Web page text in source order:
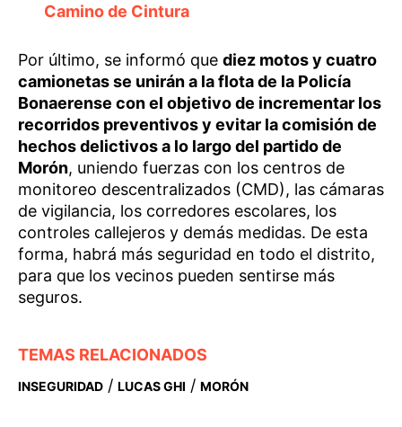
Camino de Cintura
Por último, se informó que diez motos y cuatro
camionetas se unirán a la flota de la Policía
Bonaerense con el objetivo de incrementar los
recorridos preventivos y evitar la comisión de
hechos delictivos a lo largo del partido de
Morón, uniendo fuerzas con los centros de
monitoreo descentralizados (CMD), las cámaras
de vigilancia, los corredores escolares, los
controles callejeros y demás medidas. De esta
forma, habrá más seguridad en todo el distrito,
para que los vecinos pueden sentirse más
seguros.
TEMAS RELACIONADOS
INSEGURIDAD / LUCAS GHI / MORÓN